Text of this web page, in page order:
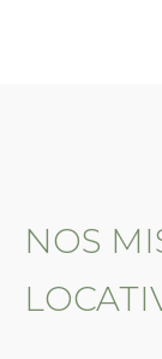
NOS